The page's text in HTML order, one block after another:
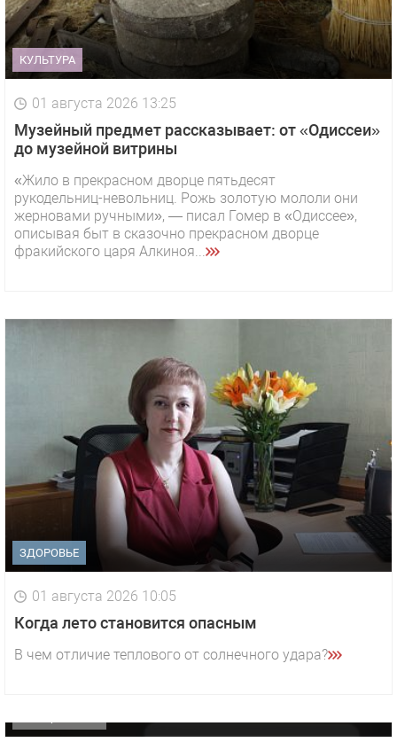
КУЛЬТУРА
01 августа 2026 13:25
Музейный предмет рассказывает: от «Одиссеи»
до музейной витрины
«Жило в прекрасном дворце пятьдесят
рукодельниц-невольниц. Рожь золотую мололи они
жерновами ручными», — писал Гомер в «Одиссее»,
описывая быт в сказочно прекрасном дворце
фракийского царя Алкиноя...
ЗДОРОВЬЕ
01 августа 2026 10:05
Когда лето становится опасным
В чем отличие теплового от солнечного удара?
«Звезда» Метрана стала главным героем нового